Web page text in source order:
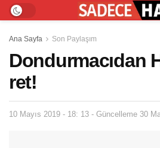
Ana Sayfa Son Paylaşım
Dondurmacıdan
ret!
10 Mayıs 2019 - 18: 13 - Güncelleme 30